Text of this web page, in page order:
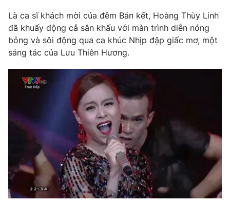
Là ca sĩ khách mời của đêm Bán kết, Hoàng Thùy Linh
đã khuấy động cả sân khấu với màn trình diễn nóng
bỏng và sôi động qua ca khúc Nhịp đập giấc mơ, một
sáng tác của Lưu Thiên Hương.